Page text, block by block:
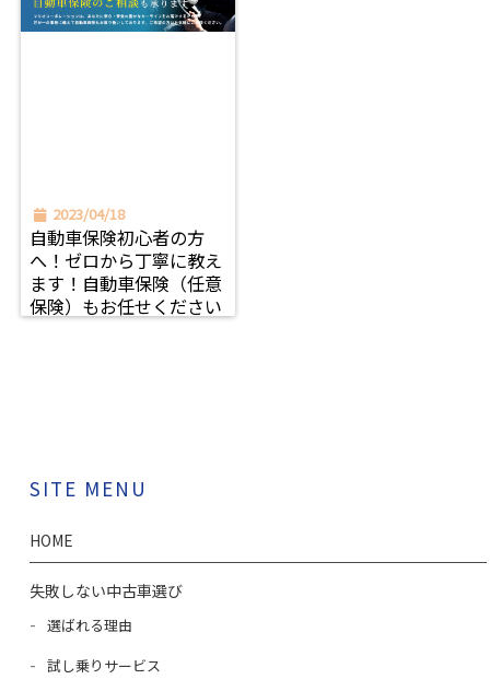
2023/04/18
自動車保険初心者の方
へ！ゼロから丁寧に教え
ます！自動車保険（任意
保険）もお任せください
SITE MENU
HOME
失敗しない中古車選び
選ばれる理由
試し乗りサービス